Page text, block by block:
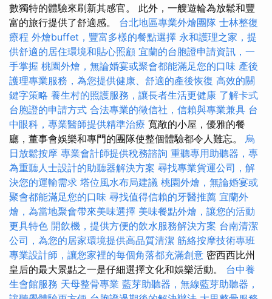
數獨特的體驗來刷新其感官。 此外，一艘遊輪為放鬆和豐
富的旅行提供了舒適感。 台北地區專業外燴團隊 士林整復
療程 外燴buffet，豐富多樣的餐點選擇 永和護理之家，提
供舒適的居住環境和貼心照顧 宜蘭的台胞證申請資訊，一
手掌握 桃園外燴，無論婚宴或聚會都能滿足您的口味 產後
護理專業服務，為您提供健康、舒適的產後恢復 高效的關
鍵字策略 養生村的照護服務，讓長者生活更健康 了解卡式
台胞證的申請方式 合法專業的徵信社，信賴與專業兼具 台
中眼科，專業醫師提供精準治療 寬敞的小屋，優雅的餐
廳，董事會娛樂和專門的團隊使整個體驗都令人難忘。 烏
日放鬆按摩 專業會計師提供稅務諮詢 重聽專用助聽器，專
為重聽人士設計的助聽器解決方案 尋找專業貨運公司，解
決您的運輸需求 塔位風水布局建議 桃園外燴，無論婚宴或
聚會都能滿足您的口味 尋找值得信賴的牙醫推薦 宜蘭外
燴，為當地聚會帶來美味選擇 美味餐點外燴，讓您的活動
更具特色 開飲機，提供方便的飲水服務解決方案 台南清潔
公司，為您的居家環境提供高品質清潔 筋絡按摩技術專班
專業設計師，讓您家裡的每個角落都充滿創意 密西西比州
皇后的最大景點之一是仔細選擇文化和娛樂活動。 台中養
生會館服務 天母整骨專業 藍芽助聽器，無線藍芽助聽器，